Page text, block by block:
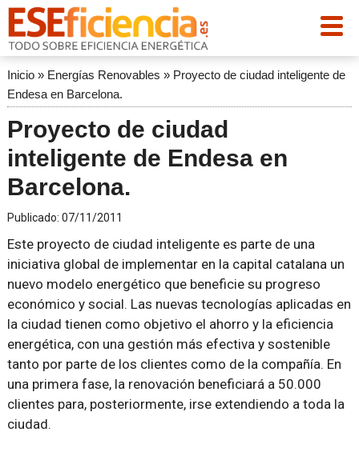
Inicio» Energías Renovables » Proyecto de ciudad inteligente de
Endesa en Barcelona.
Proyecto de ciudad
inteligente de Endesa en
Barcelona.
Publicado: 07/11/2011
Este proyecto de ciudad inteligente es parte de una
iniciativa global de implementar en la capital catalana un
nuevo modelo energético que beneficie su progreso
económico y social. Las nuevas tecnologías aplicadas en
la ciudad tienen como objetivo el ahorro y la eficiencia
energética, con una gestión más efectiva y sostenible
tanto por parte de los clientes como de la compañía. En
una primera fase, la renovación beneficiará a 50.000
clientes para, posteriormente, irse extendiendo a toda la
ciudad.